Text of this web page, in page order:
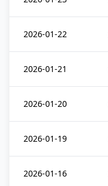
2026-01-22
2026-01-21
2026-01-20
2026-01-19
2026-01-16